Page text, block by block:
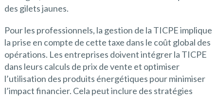
des gilets jaunes.
Pour les professionnels, la gestion de la TICPE implique
la prise en compte de cette taxe dans le coût global des
opérations. Les entreprises doivent intégrer la TICPE
dans leurs calculs de prix de vente et optimiser
l’utilisation des produits énergétiques pour minimiser
l’impact financier. Cela peut inclure des stratégies